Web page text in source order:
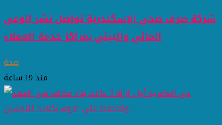
شركة صرف صحي الإسكندرية تواصل نشر الوعي
المائي والبيئي بمراكز خدمة العملاء
صحة
منذ 19 ساعة